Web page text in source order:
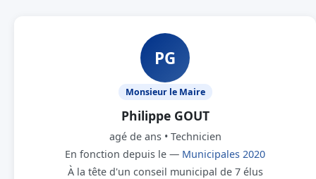
PG
Monsieur le Maire
Philippe GOUT
agé de ans • Technicien
En fonction depuis le — Municipales 2020
À la tête d'un conseil municipal de 7 élus